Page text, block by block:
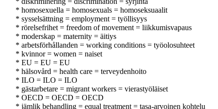
* homosexuella = homosexuals = homoseksuaalit
* sysselsättning = employment = työllisyys
* rörelsefrihet = freedom of movement = liikkumisvapaus
* moderskap = maternity = äitiys
* arbetsförhållanden = working conditions = työolosuhteet
* kvinnor = women = naiset
* EU = EU = EU
* hälsovård = health care = terveydenhoito
* ILO = ILO = ILO
* gästarbetare = migrant workers = vierastyöläiset
* OECD = OECD = OECD
* jämlik behandling = equal treatment = tasa-arvoinen kohtelu